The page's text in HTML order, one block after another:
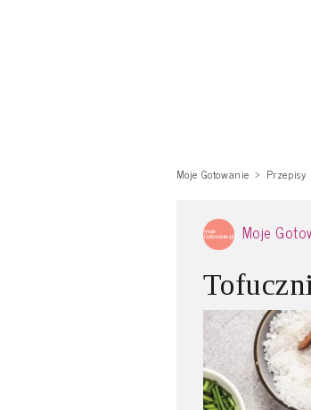
Moje Gotowanie Przepisy
Moje